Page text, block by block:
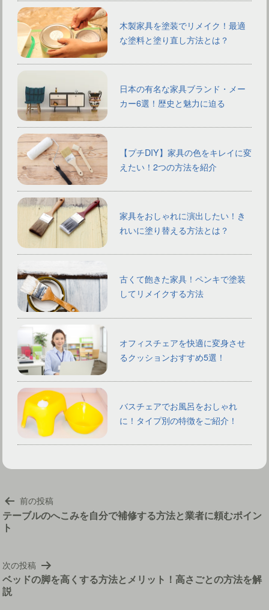
木製家具を塗装でリメイク！最適
な塗料と塗り直し方法とは？
日本の有名な家具ブランド・メー
カー6選！歴史と魅力に迫る
【プチDIY】家具の色をキレイに変
えたい！2つの方法を紹介
家具をおしゃれに演出したい！き
れいに塗り替える方法とは？
古くて飽きた家具！ペンキで塗装
してリメイクする方法
オフィスチェアを快適に変身させ
るクッションおすすめ5選！
バスチェアでお風呂をおしゃれ
に！タイプ別の特徴をご紹介！
投
稿
ナ
ー
シ
ョ
前の投稿
テーブルのへこみを自分で補修する方法と業者に頼むポイン
ト
次の投稿
ベッドの脚を高くする方法とメリット！高さごとの方法を解
説